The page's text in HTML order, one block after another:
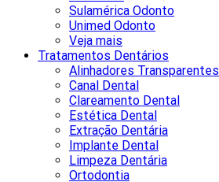
Sulamérica Odonto
Unimed Odonto
Veja mais
Tratamentos Dentários
Alinhadores Transparentes
Canal Dental
Clareamento Dental
Estética Dental
Extração Dentária
Implante Dental
Limpeza Dentária
Ortodontia